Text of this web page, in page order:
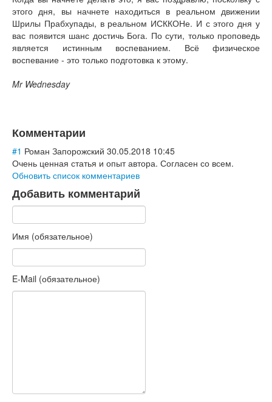
этого дня, вы начнете находиться в реальном движении
Шрилы Прабхупады, в реальном ИСККОНе. И с этого дня у
вас появится шанс достичь Бога. По сути, только проповедь
является истинным воспеванием. Всё физическое
воспевание - это только подготовка к этому.
Mr Wednesday
Комментарии
#1 Роман Запорожский 30.05.2018 10:45
Очень ценная статья и опыт автора. Согласен со всем.
Обновить список комментариев
Добавить комментарий
Имя (обязательное)
E-Mail (обязательное)